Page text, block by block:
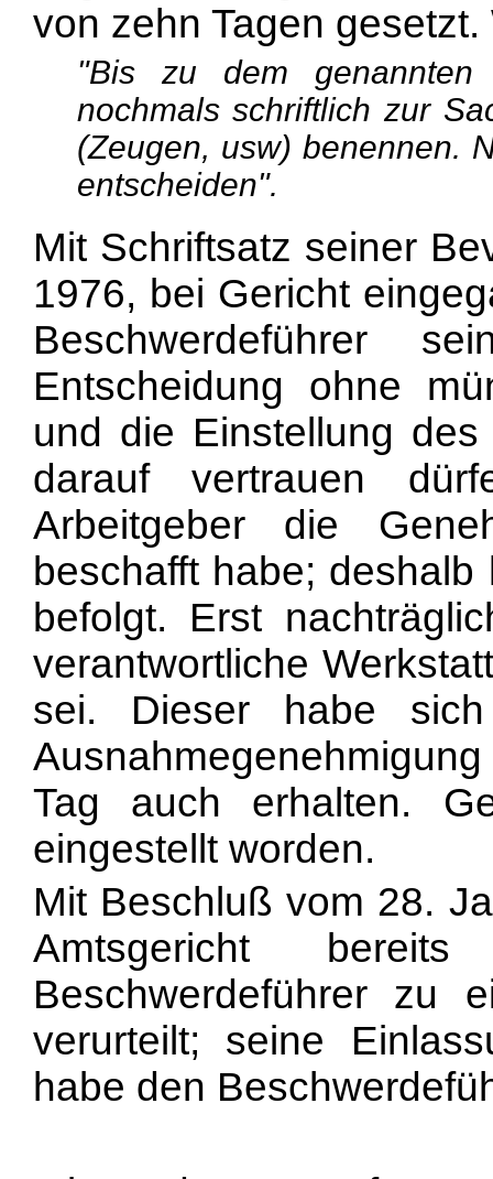
von zehn Tagen
"Bis zu dem
nochmals schriftlich zur
(Zeugen, usw) benennen.
entscheiden".
Mit Schriftsatz seiner
1976, bei Gericht
Beschwerdeführer
Entscheidung ohne
und die Einstellung
darauf vertrauen
Arbeitgeber die
beschafft habe;
befolgt. Erst
verantwortliche
sei. Dieser habe
Tag auch erhalten.
eingestellt worden.
Mit Beschluß vom 28.
Amtsgericht
Beschwerdeführer zu
verurteilt; seine
habe den